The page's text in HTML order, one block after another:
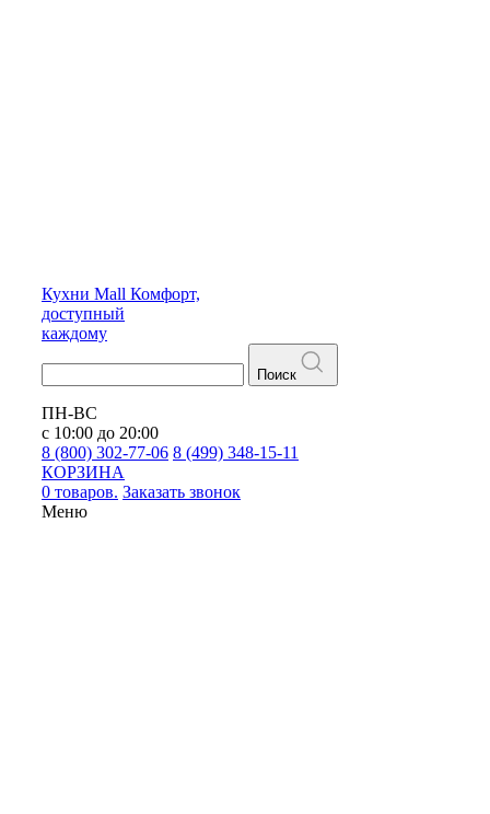
Кухни Mall Комфорт,
доступный
каждому
Поиск
ПН-ВС
с 10:00 до 20:00
8 (800) 302-77-06 8 (499) 348-15-11
КОРЗИНА
0 товаров. Заказать звонок
Меню